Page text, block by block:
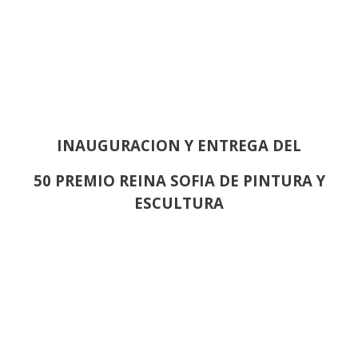
INAUGURACION Y ENTREGA DEL
50 PREMIO REINA SOFIA DE PINTURA Y
ESCULTURA